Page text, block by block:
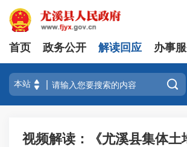
首页 政务公开 解读回应 办事

视频解读：《尤溪县集体土